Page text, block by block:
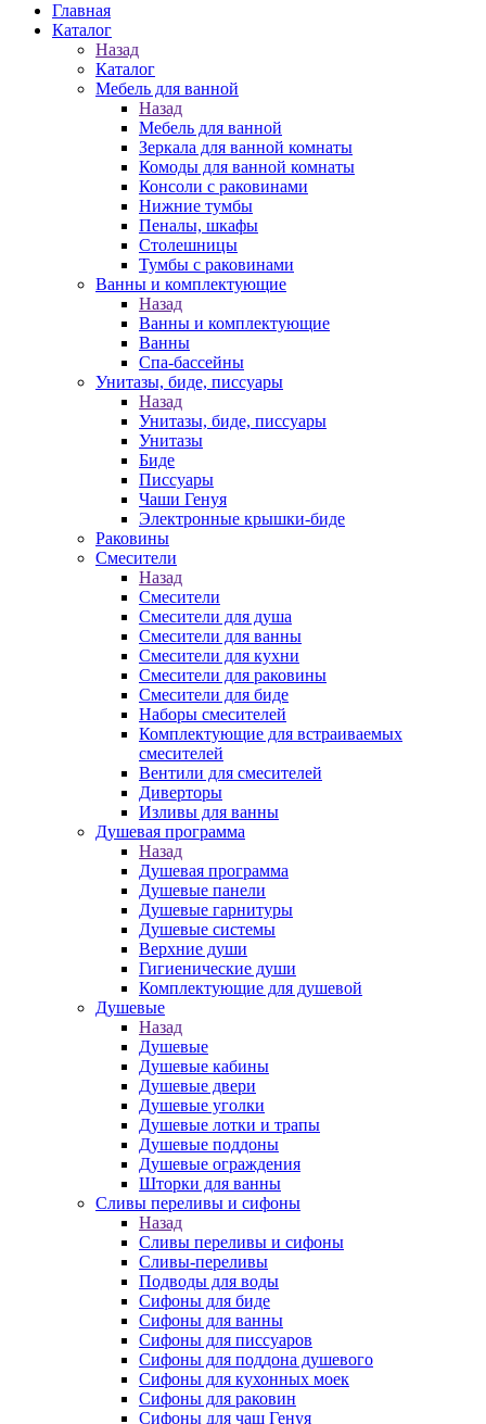
Главная
Каталог
Назад
Каталог
Мебель для ванной
Назад
Мебель для ванной
Зеркала для ванной комнаты
Комоды для ванной комнаты
Консоли с раковинами
Нижние тумбы
Пеналы, шкафы
Столешницы
Тумбы с раковинами
Ванны и комплектующие
Назад
Ванны и комплектующие
Ванны
Спа-бассейны
Унитазы, биде, писсуары
Назад
Унитазы, биде, писсуары
Унитазы
Биде
Писсуары
Чаши Генуя
Электронные крышки-биде
Раковины
Смесители
Назад
Смесители
Смесители для душа
Смесители для ванны
Смесители для кухни
Смесители для раковины
Смесители для биде
Наборы смесителей
Комплектующие для встраиваемых
смесителей
Вентили для смесителей
Диверторы
Изливы для ванны
Душевая программа
Назад
Душевая программа
Душевые панели
Душевые гарнитуры
Душевые системы
Верхние души
Гигиенические души
Комплектующие для душевой
Душевые
Назад
Душевые
Душевые кабины
Душевые двери
Душевые уголки
Душевые лотки и трапы
Душевые поддоны
Душевые ограждения
Шторки для ванны
Сливы переливы и сифоны
Назад
Сливы переливы и сифоны
Сливы-переливы
Подводы для воды
Сифоны для биде
Сифоны для ванны
Сифоны для писсуаров
Сифоны для поддона душевого
Сифоны для кухонных моек
Сифоны для раковин
Сифоны для чаш Генуя